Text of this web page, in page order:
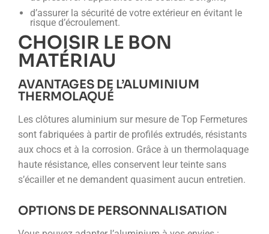
d’assurer la sécurité de votre extérieur en évitant le
risque d’écroulement.
CHOISIR LE BON
MATÉRIAU
AVANTAGES DE L’ALUMINIUM
THERMOLAQUÉ
Les clôtures aluminium sur mesure de Top Fermetures
sont fabriquées à partir de profilés extrudés, résistants
aux chocs et à la corrosion. Grâce à un thermolaquage
haute résistance, elles conservent leur teinte sans
s’écailler et ne demandent quasiment aucun entretien.
OPTIONS DE PERSONNALISATION